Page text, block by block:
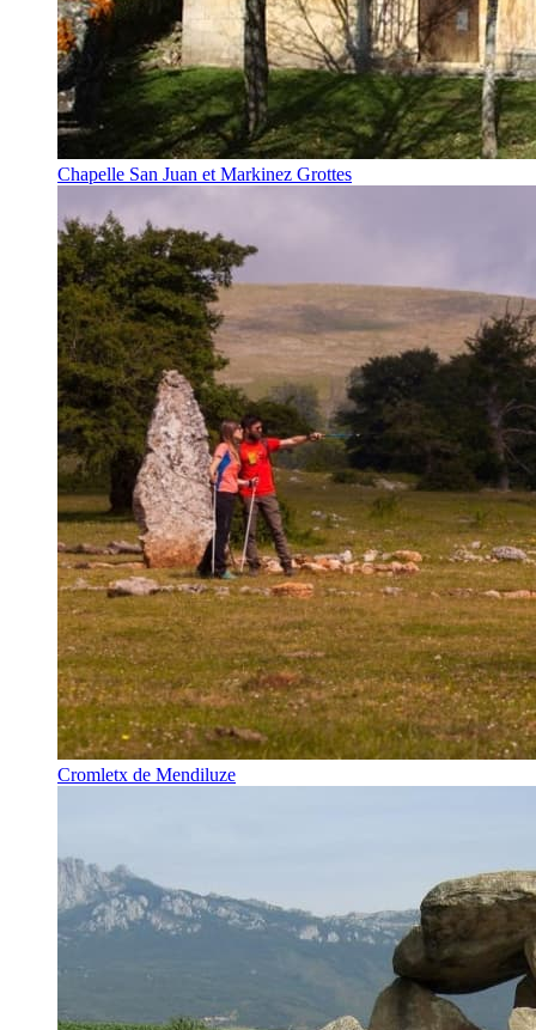
Chapelle San Juan et Markinez Grottes
Cromletx de Mendiluze